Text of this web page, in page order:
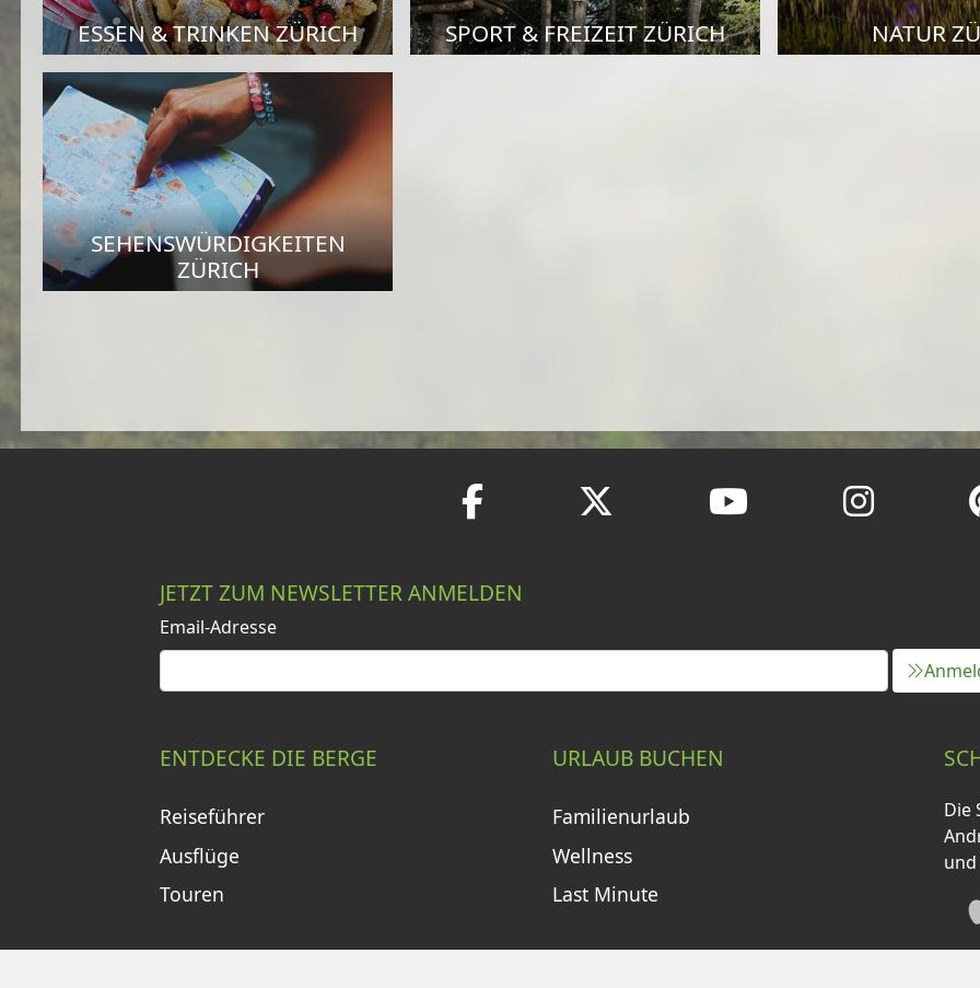
ESSEN & TRINKEN ZÜRICH SPORT & FREIZEIT ZÜRICH NATUR
SEHENSWÜRDIGKEITEN
ZÜRICH
JETZT ZUM NEWSLETTER ANMELDEN
Email-Adresse
ENTDECKE DIE BERGE
Reiseführer
Ausflüge
Touren
URLAUB BUCHEN
Familienurlaub
Wellness
Last Minute
Die